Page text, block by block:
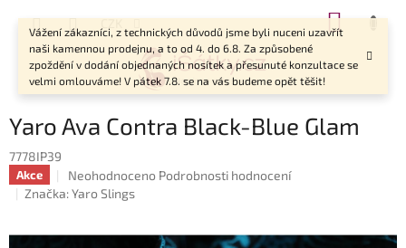
Vážení zákazníci, z technických důvodů jsme byli nuceni uzavřít
naši kamennou prodejnu, a to od 4. do 6.8. Za způsobené
zpoždění v dodání objednaných nosítek a přesunuté konzultace se
velmi omlouváme! V pátek 7.8. se na vás budeme opět těšit!
CZK
Yaro Ava Contra Black-Blue Glam
7778IP39
Akce
Průměrné
hodnocení
Neohodnoceno Podrobnosti hodnocení
Značka:Yaro Slings